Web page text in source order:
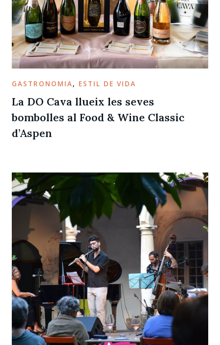
GASTRONOMIA, ESTIL DE VIDA
La DO Cava llueix les seves
bombolles al Food & Wine Classic
d’Aspen